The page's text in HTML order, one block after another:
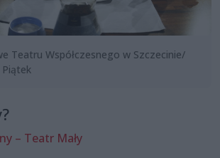
Teatru Współczesnego w Szczecinie/
– Teatr Mały